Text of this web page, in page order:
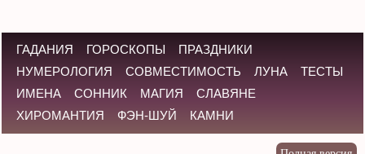
ГАДАНИЯ ГОРОСКОПЫ
ПРАЗДНИКИ
НУМЕРОЛОГИЯ
СОВМЕСТИМОСТЬ ЛУНА
ТЕСТЫ
ИМЕНА
СОННИК МАГИЯ
СЛАВЯНЕ
ХИРОМАНТИЯ
ФЭН-ШУЙ КАМНИ